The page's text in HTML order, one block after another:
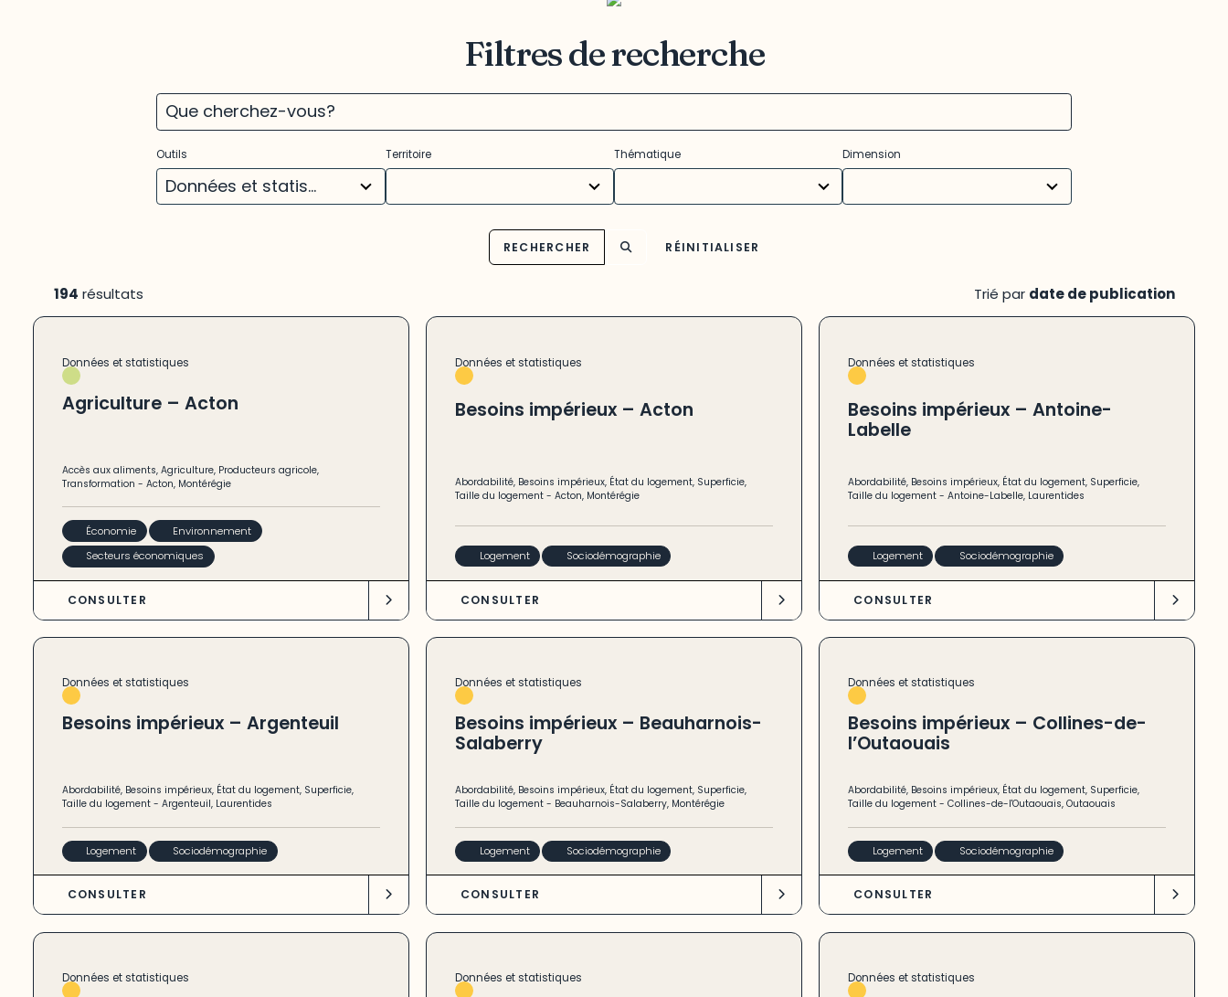
Filtres de recherche
Outils
Données et statistiques (194)
3
results
available
Territoire
22
results
Thématique
11
results
Dimension
31
results
RECHERCHER RÉINITIALISER
194 résultats Trié par date de publication
Données et statistiques
Agriculture – Acton
Accès aux aliments, Agriculture, Producteurs agricole,
Transformation - Acton, Montérégie
Économie
Environnement
Secteurs économiques
CONSULTER
Données et statistiques
Besoins impérieux – Acton
Abordabilité, Besoins impérieux, État du logement, Superficie,
Taille du logement -Acton, Montérégie
Logement Sociodémographie
CONSULTER
Données et statistiques
Besoins impérieux – Antoine-
Labelle
Abordabilité, Besoins impérieux, État du logement, Superficie,
Taille du logement -Antoine-Labelle, Laurentides
Logement Sociodémographie
CONSULTER
Données et statistiques
Besoins impérieux – Argenteuil
Abordabilité, Besoins impérieux, État du logement, Superficie,
Taille du logement- Argenteuil, Laurentides
Logement Sociodémographie
CONSULTER
Données et statistiques
Besoins impérieux – Beauharnois-
Salaberry
Abordabilité, Besoins impérieux, État du logement, Superficie,
Taille du logement - Beauharnois-Salaberry, Montérégie
Logement Sociodémographie
CONSULTER
Données et statistiques
Besoins impérieux – Collines-de-
l’Outaouais
Abordabilité, Besoins impérieux, État du logement, Superficie,
Taille du logement -Collines-de-l'Outaouais,Outaouais
Logement Sociodémographie
CONSULTER
Données et statistiques Données et statistiques Données et statistiques